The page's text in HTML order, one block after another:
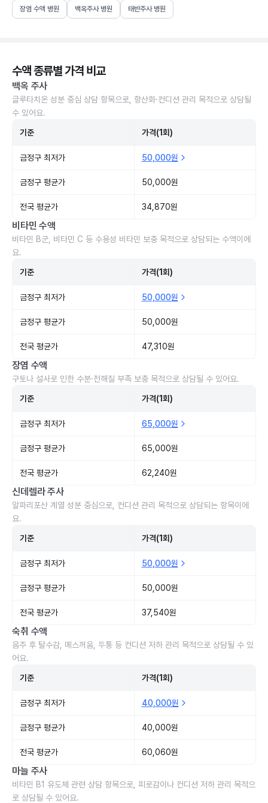
장염 수액 병원 백옥주사 병원 태반주사 병원
수액 종류별 가격 비교
백옥 주사
글루타치온 성분 중심 상담 항목으로, 항산화·컨디션 관리 목적으로 상담될
수 있어요.
기준 가격(1회)
금정구 최저가 50,000원
금정구 평균가 50,000원
전국 평균가 34,870원
비타민 수액
비타민 B군, 비타민 C 등 수용성 비타민 보충 목적으로 상담되는 수액이에
요.
기준 가격(1회)
금정구 최저가 50,000원
금정구 평균가 50,000원
전국 평균가 47,310원
장염 수액
구토나 설사로 인한 수분·전해질 부족 보충 목적으로 상담될 수 있어요.
기준 가격(1회)
금정구 최저가 65,000원
금정구 평균가 65,000원
전국 평균가 62,240원
신데렐라 주사
알파리포산 계열 성분 중심으로, 컨디션 관리 목적으로 상담되는 항목이에
요.
기준 가격(1회)
금정구 최저가 50,000원
금정구 평균가 50,000원
전국 평균가 37,540원
숙취 수액
음주 후 탈수감, 메스꺼움, 두통 등 컨디션 저하 관리 목적으로 상담될 수 있
어요.
기준 가격(1회)
금정구 최저가 40,000원
금정구 평균가 40,000원
전국 평균가 60,060원
마늘 주사
비타민 B1 유도체 관련 상담 항목으로, 피로감이나 컨디션 저하 관리 목적으
로 상담될 수 있어요.